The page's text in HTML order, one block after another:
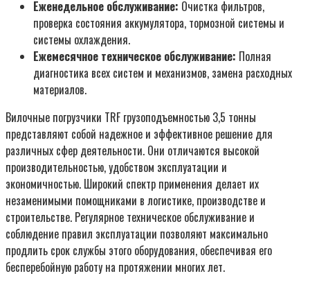
Еженедельное обслуживание: Очистка фильтров,
проверка состояния аккумулятора, тормозной системы и
системы охлаждения.
Ежемесячное техническое обслуживание: Полная
диагностика всех систем и механизмов, замена расходных
материалов.
Вилочные погрузчики TRF грузоподъемностью 3,5 тонны
представляют собой надежное и эффективное решение для
различных сфер деятельности. Они отличаются высокой
производительностью, удобством эксплуатации и
экономичностью. Широкий спектр применения делает их
незаменимыми помощниками в логистике, производстве и
строительстве. Регулярное техническое обслуживание и
соблюдение правил эксплуатации позволяют максимально
продлить срок службы этого оборудования, обеспечивая его
бесперебойную работу на протяжении многих лет.